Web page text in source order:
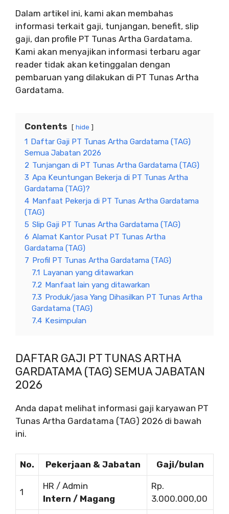
Dalam artikel ini, kami akan membahas
informasi terkait gaji, tunjangan, benefit, slip
gaji, dan profile PT Tunas Artha Gardatama.
Kami akan menyajikan informasi terbaru agar
reader tidak akan ketinggalan dengan
pembaruan yang dilakukan di PT Tunas Artha
Gardatama.
Contents hide
1 Daftar Gaji PT Tunas Artha Gardatama (TAG)
Semua Jabatan 2026
2 Tunjangan di PT Tunas Artha Gardatama (TAG)
3 Apa Keuntungan Bekerja di PT Tunas Artha
Gardatama (TAG)?
4 Manfaat Pekerja di PT Tunas Artha Gardatama
(TAG)
5 Slip Gaji PT Tunas Artha Gardatama (TAG)
6 Alamat Kantor Pusat PT Tunas Artha
Gardatama (TAG)
7 Profil PT Tunas Artha Gardatama (TAG)
7.1 Layanan yang ditawarkan
7.2 Manfaat lain yang ditawarkan
7.3 Produk/jasa Yang Dihasilkan PT Tunas Artha
Gardatama (TAG)
7.4 Kesimpulan
DAFTAR GAJI PT TUNAS ARTHA
GARDATAMA (TAG) SEMUA JABATAN
2026
Anda dapat melihat informasi gaji karyawan PT
Tunas Artha Gardatama (TAG) 2026 di bawah
ini.
No. Pekerjaan & Jabatan Gaji/bulan
1
HR / Admin
Intern / Magang
Rp.
3.000.000,00